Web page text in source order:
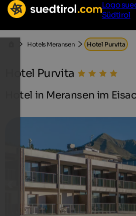
Logo
Südtirol
Hotels Meransen Hotel Purvita
Hotel Purvita
Hotel in Meransen im